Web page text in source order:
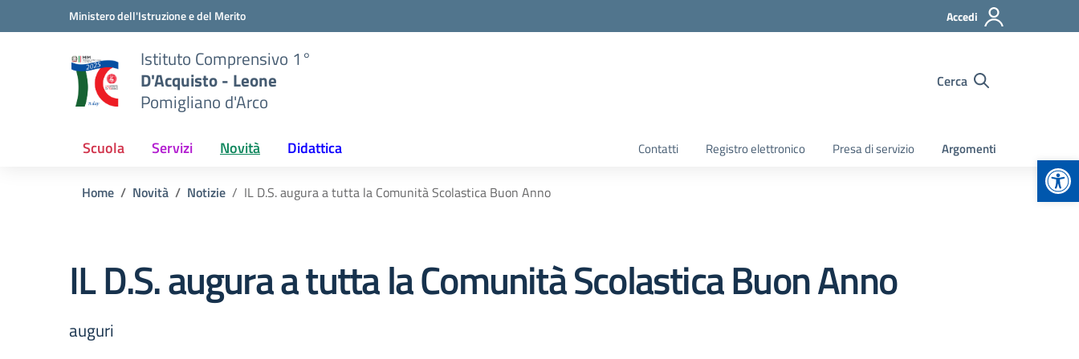
Vai ai contenuti
Vai al menu di navigazioneMinistero dell'Istruzione e del Merito Accedi
Istituto Comprensivo 1°
D'Acquisto - Leone
Pomigliano d'Arco
Cerca
Scuola Servizi Novità Didattica Contatti Registro elettronico Presa di servizio Argomenti
Home Novità Notizie IL D.S. augura a tutta la Comunità Scolastica Buon Anno
IL D.S. augura a tutta la Comunità Scolastica Buon Anno
auguri